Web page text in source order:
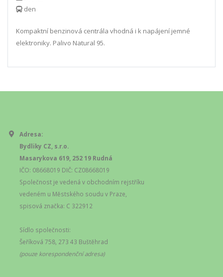
den
Kompaktní benzinová centrála vhodná i k napájení jemné
elektroniky. Palivo Natural 95.
Adresa:
Bydliky CZ, s.r.o.
Masarykova 619, 252 19 Rudná
IČO: 08668019 DIČ: CZ08668019
Společnost je vedená v obchodním rejstříku
vedeném u Městského soudu v Praze,
spisová značka: C 322912
Sídlo společnosti:
Šeříková 758, 273 43 Buštěhrad
(pouze korespondenční adresa)